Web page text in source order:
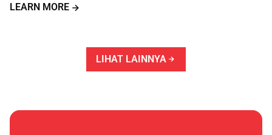
LEARN MORE
LIHAT LAINNYA